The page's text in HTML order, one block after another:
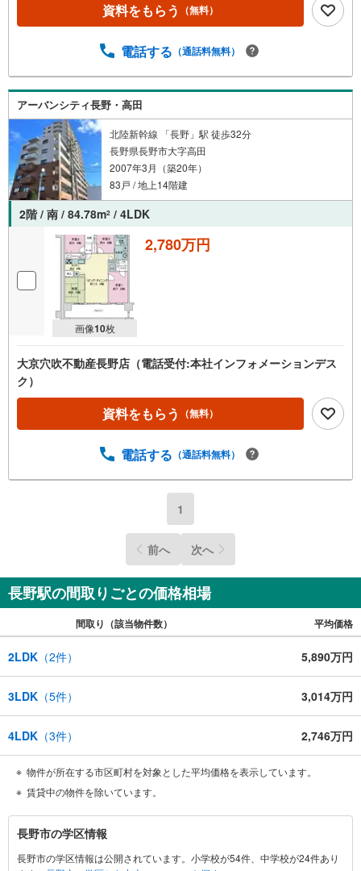
資料をもらう （無料）
電話する （通話料無料）
アーバンシティ長野・高田
北陸新幹線 「長野」駅 徒歩32分
長野県長野市大字高田
2007年3月（築20年）
83戸 / 地上14階建
2階 / 南 / 84.78m2 / 4LDK
画像10枚
2,780万円
大京穴吹不動産長野店（電話受付:本社インフォメーションデス
ク）
資料をもらう （無料）
電話する （通話料無料）
1
前へ 次へ
長野駅の間取りごとの価格相場
間取り（該当物件数） 平均価格
2LDK （2件） 5,890万円
3LDK （5件） 3,014万円
4LDK （3件） 2,746万円
物件が所在する市区町村を対象とした平均価格を表示しています。
賃貸中の物件を除いています。
長
野
市
長野市の学区情報
長野市の学区情報は公開されています。小学校が54件、中学校が24件あり